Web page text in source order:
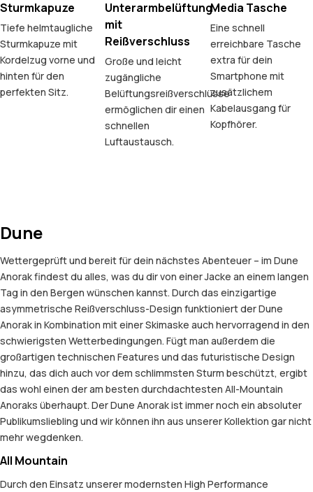
Sturmkapuze
Tiefe helmtaugliche
Sturmkapuze mit
Kordelzug vorne und
hinten für den
perfekten Sitz.
Unterarmbelüftung
mit
Reißverschluss
Große und leicht
zugängliche
Belüftungsreißverschlüsse
ermöglichen dir einen
schnellen
Luftaustausch.
Media Tasche
Eine schnell
erreichbare Tasche
extra für dein
Smartphone mit
zusätzlichem
Kabelausgang für
Kopfhörer.
Dune
Wettergeprüft und bereit für dein nächstes Abenteuer – im Dune
Anorak findest du alles, was du dir von einer Jacke an einem langen
Tag in den Bergen wünschen kannst. Durch das einzigartige
asymmetrische Reißverschluss-Design funktioniert der Dune
Anorak in Kombination mit einer Skimaske auch hervorragend in den
schwierigsten Wetterbedingungen. Fügt man außerdem die
großartigen technischen Features und das futuristische Design
hinzu, das dich auch vor dem schlimmsten Sturm beschützt, ergibt
das wohl einen der am besten durchdachtesten All-Mountain
Anoraks überhaupt. Der Dune Anorak ist immer noch ein absoluter
Publikumsliebling und wir können ihn aus unserer Kollektion gar nicht
mehr wegdenken.
All Mountain
Durch den Einsatz unserer modernsten High Performance